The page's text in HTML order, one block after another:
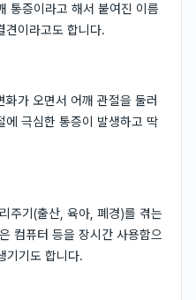
통증이라고 해서 붙여진 이름
견이라고도 합니다.
가 오면서 어깨 관절을 둘러
에 극심한 통증이 발생하고 딱
주기(출산, 육아, 폐경)를 겪는
컴퓨터 등을 장시간 사용함으
기기도 합니다.